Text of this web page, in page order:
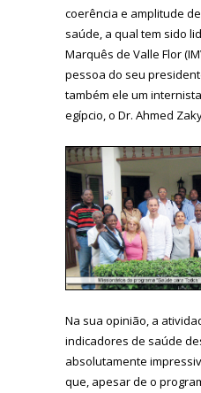
coerência e amplitude
saúde, a qual tem sido
Marquês de Valle Flor
pessoa do seu
também ele um
egípcio, o Dr. Ahmed
Na sua opinião, a
indicadores de saúde
absolutamente
que, apesar de o